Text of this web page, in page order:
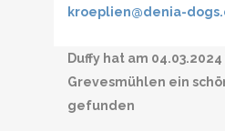
kroeplien@denia-
Duffy hat am 04.03.2024
Grevesmühlen ein
gefunden